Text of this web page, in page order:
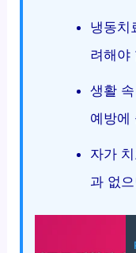
냉동치
려해야
생활
예방에
자가
과 없